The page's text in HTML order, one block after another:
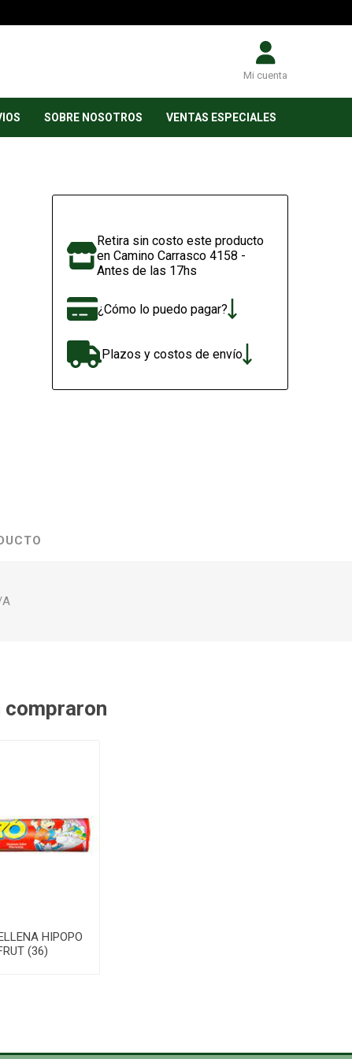
Mi cuenta
SOBRE NOSOTROS VENTAS ESPECIALES
Retira sin costo este producto
en Camino Carrasco 4158 -
Antes de las 17hs
¿Cómo lo puedo pagar?
Plazos y costos de envío
A
HIPOPO
(36)